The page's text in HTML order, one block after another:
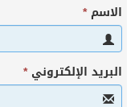
الاسم*
البريد الإلكتروني*